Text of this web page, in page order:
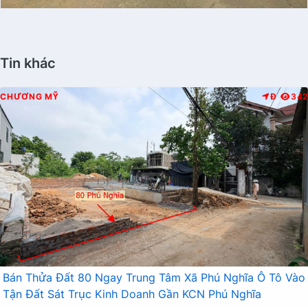
Tin khác
CHƯƠNG MỸ Đ 342
Bán Thửa Đất 80 Ngay Trung Tâm Xã Phú Nghĩa Ô Tô Vào
Tận Đất Sát Trục Kinh Doanh Gần KCN Phú Nghĩa